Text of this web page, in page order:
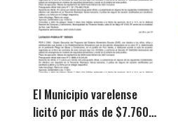
El Municipio varelense
licitó por más de $7.760